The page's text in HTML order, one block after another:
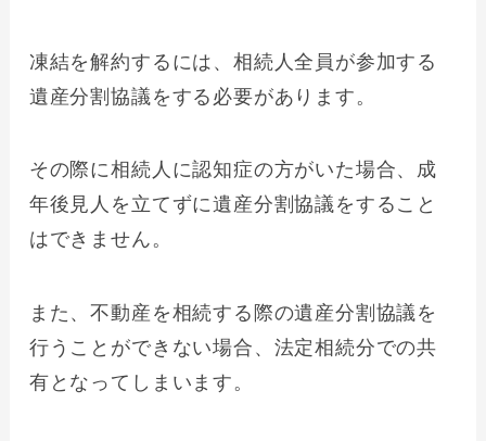
凍結を解約するには、相続人全員が参加する
遺産分割協議をする必要があります。
その際に相続人に認知症の方がいた場合、成
年後見人を立てずに遺産分割協議をすること
はできません。
また、不動産を相続する際の遺産分割協議を
行うことができない場合、法定相続分での共
有となってしまいます。